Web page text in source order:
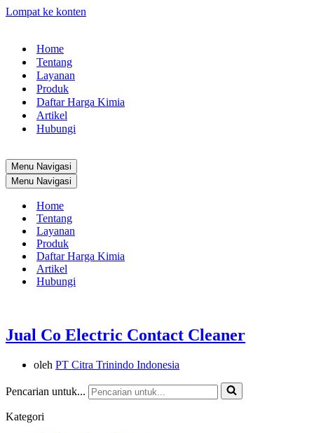
Lompat ke konten
Home
Tentang
Layanan
Produk
Daftar Harga Kimia
Artikel
Hubungi
Menu Navigasi
Menu Navigasi
Home
Tentang
Layanan
Produk
Daftar Harga Kimia
Artikel
Hubungi
Jual Co Electric Contact Cleaner
oleh PT Citra Trinindo Indonesia
Pencarian untuk...
Kategori